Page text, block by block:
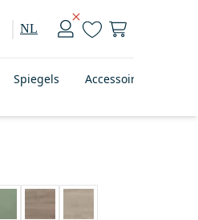
NL
Spiegels Accessoires